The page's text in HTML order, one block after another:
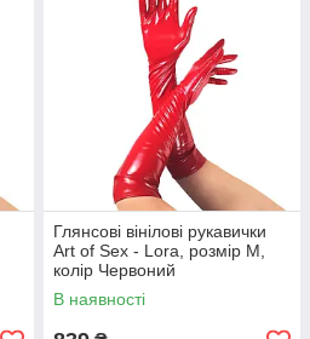
Глянсові вінілові рукавички
Art of Sex - Lora, розмір M,
колір Червоний
В наявності